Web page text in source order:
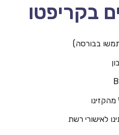
בקריפטו
בבורסה)
לאישורי רשת